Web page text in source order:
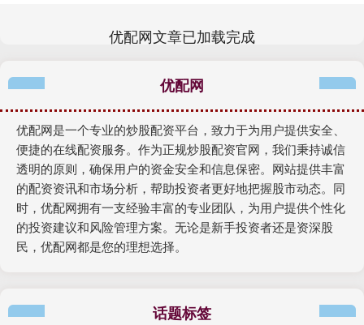
优配网文章已加载完成
优配网
优配网是一个专业的炒股配资平台，致力于为用户提供安全、
便捷的在线配资服务。作为正规炒股配资官网，我们秉持诚信
透明的原则，确保用户的资金安全和信息保密。网站提供丰富
的配资资讯和市场分析，帮助投资者更好地把握股市动态。同
时，优配网拥有一支经验丰富的专业团队，为用户提供个性化
的投资建议和风险管理方案。无论是新手投资者还是资深股
民，优配网都是您的理想选择。
话题标签